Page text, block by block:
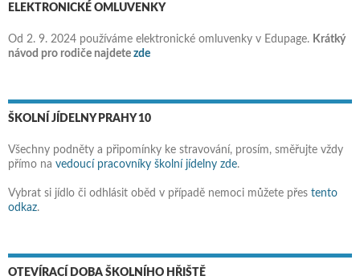
ELEKTRONICKÉ OMLUVENKY
Od 2. 9. 2024 používáme elektronické omluvenky v Edupage. Krátký
návod pro rodiče najdete zde
ŠKOLNÍ JÍDELNY PRAHY 10
Všechny podněty a připomínky ke stravování, prosím, směřujte vždy
přímo na vedoucí pracovníky školní jídelny zde.
Vybrat si jídlo či odhlásit oběd v případě nemoci můžete přes tento
odkaz.
OTEVÍRACÍ DOBA ŠKOLNÍHO HŘIŠTĚ